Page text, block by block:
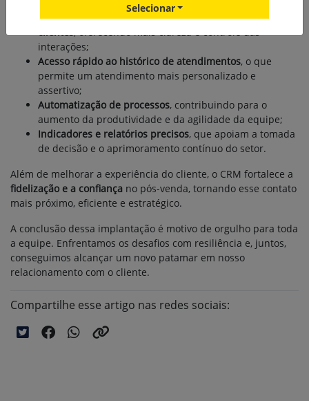
Gestão centralizada e organizada dos contatos com os
clientes, oferecendo mais clareza e controle das
interações;
Acesso rápido ao histórico de atendimentos, o que
permite um atendimento mais personalizado e
assertivo;
Automatização de processos, contribuindo para o
aumento da produtividade e da agilidade da equipe;
Indicadores e relatórios precisos, que apoiam a tomada
de decisão e o aprimoramento contínuo do setor.
Além de melhorar a experiência do cliente, o CRM fortalece a
fidelização e a confiança no pós-venda, tornando esse contato
mais próximo, eficiente e estratégico.
A conclusão dessa implantação é motivo de orgulho para toda
a equipe. Enfrentamos os desafios com resiliência e, juntos,
conseguimos alcançar um novo patamar em nosso
relacionamento com o cliente.
Compartilhe esse artigo nas redes sociais:
Selecionar